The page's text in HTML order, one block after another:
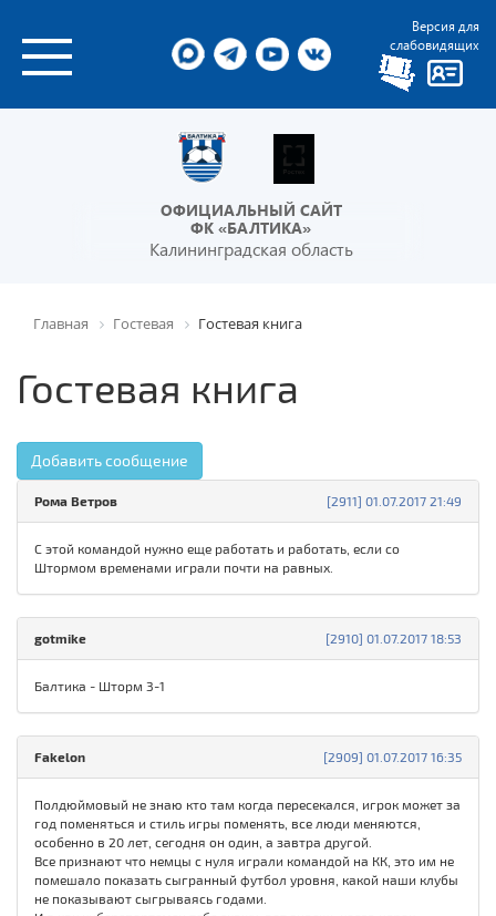
Версия для
слабовидящих
ОФИЦИАЛЬНЫЙ САЙТ
ФК «БАЛТИКА»
Калининградская область
Главная Гостевая Гостевая книга
Гостевая книга
Добавить сообщение
[2911] 01.07.2017 21:49
Рома Ветров
С этой командой нужно еще работать и работать, если со
Штормом временами играли почти на равных.
[2910] 01.07.2017 18:53
gotmike
Балтика - Шторм 3-1
[2909] 01.07.2017 16:35
Fakelon
Полдюймовый не знаю кто там когда пересекался, игрок может за
год поменяться и стиль игры поменять, все люди меняются,
особенно в 20 лет, сегодня он один, а завтра другой.
Все признают что немцы с нуля играли командой на КК, это им не
помешало показать сыгранный футбол уровня, какой наши клубы
не показывают сыгрываясь годами.